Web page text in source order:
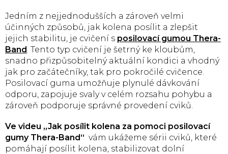
Jedním z nejjednodušších a zároveň velmi
účinných způsobů, jak kolena posílit a zlepšit
jejich stabilitu, je cvičení s posilovací gumou Thera-
Band. Tento typ cvičení je šetrný ke kloubům,
snadno přizpůsobitelný aktuální kondici a vhodný
jak pro začátečníky, tak pro pokročilé cvičence.
Posilovací guma umožňuje plynulé dávkování
odporu, zapojuje svaly v celém rozsahu pohybu a
zároveň podporuje správné provedení cviků.
Ve videu „Jak posílit kolena za pomoci posilovací
gumy Thera-Band“ vám ukážeme sérii cviků, které
pomáhají posílit kolena, stabilizovat dolní